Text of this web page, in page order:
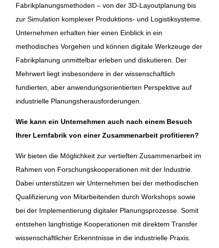
Fabrikplanungsmethoden – von der 3D-Layoutplanung bis
zur Simulation komplexer Produktions- und Logistiksysteme.
Unternehmen erhalten hier einen Einblick in ein
methodisches Vorgehen und können digitale Werkzeuge der
Fabrikplanung unmittelbar erleben und diskutieren. Der
Mehrwert liegt insbesondere in der wissenschaftlich
fundierten, aber anwendungsorientierten Perspektive auf
industrielle Planungsherausforderungen.
Wie kann ein Unternehmen auch nach einem Besuch
Ihrer Lernfabrik von einer Zusammenarbeit profitieren?
Wir bieten die Möglichkeit zur vertieften Zusammenarbeit im
Rahmen von Forschungskooperationen mit der Industrie.
Dabei unterstützen wir Unternehmen bei der methodischen
Qualifizierung von Mitarbeitenden durch Workshops sowie
bei der Implementierung digitaler Planungsprozesse. Somit
entstehen langfristige Kooperationen mit direktem Transfer
wissenschaftlicher Erkenntnisse in die industrielle Praxis.